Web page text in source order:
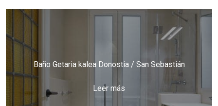
Baño Getaria kalea Donostia / San Sebastián
Leer más